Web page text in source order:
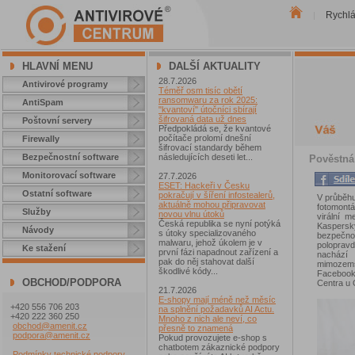
HLAVNÍ MENU
Antivirové programy
AntiSpam
Poštovní servery
Firewally
Bezpečnostní software
Monitorovací software
Ostatní software
Služby
Návody
Ke stažení
OBCHOD/PODPORA
+420 556 706 203
+420 222 360 250
obchod@amenit.cz
podpora@amenit.cz
DALŠÍ AKTUALITY
28.7.2026
Téměř osm tisíc obětí
ransomwaru za rok 2025:
"kvantoví" útočníci sbírají
šifrovaná data už dnes
Předpokládá se, že kvantové
počítače prolomí dnešní
šifrovací standardy během
následujících deseti let...
27.7.2026
ESET: Hackeři v Česku
pokračují v šíření infostealerů,
aktuálně mohou připravovat
novou vlnu útoků
Česká republika se nyní potýká
s útoky specializovaného
malwaru, jehož úkolem je v
první fázi napadnout zařízení a
pak do něj stahovat další
škodlivé kódy...
21.7.2026
E-shopy mají méně než měsíc
na splnění požadavků AI Actu.
Mnoho z nich ale neví, co
přesně to znamená
Pokud provozujete e-shop s
chatbotem zákaznické podpory
V
virální
nachází
Centra u